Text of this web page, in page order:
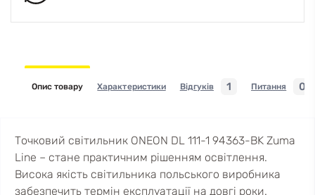
Опис товару Характеристики Відгуків 1 Питання 0
Точковий світильник ONEON DL 111-1 94363-BK Zuma
Line – стане практичним рішенням освітлення.
Висока якість світильника польського виробника
забезпечить термін експлуатації на довгі роки.